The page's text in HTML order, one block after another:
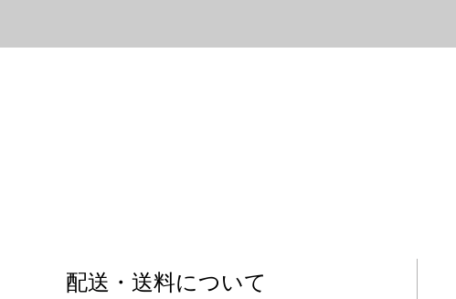
配送・送料について